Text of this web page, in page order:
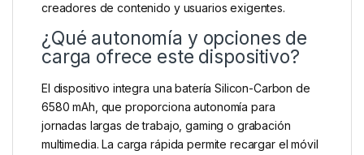
creadores de contenido y usuarios exigentes.
¿Qué autonomía y opciones de
carga ofrece este dispositivo?
El dispositivo integra una batería Silicon-Carbon de
6580 mAh, que proporciona autonomía para
jornadas largas de trabajo, gaming o grabación
multimedia. La carga rápida permite recargar el móvil